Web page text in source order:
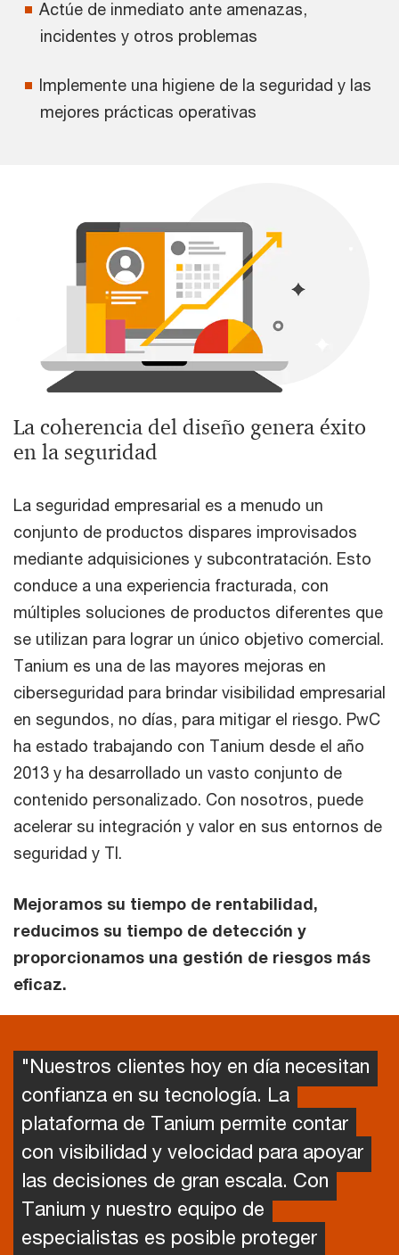
Actúe de inmediato ante amenazas,
incidentes y otros problemas
Implemente una higiene de la seguridad y las
mejores prácticas operativas
La coherencia del diseño genera éxito
en la seguridad
La seguridad empresarial es a menudo un
conjunto de productos dispares improvisados ​​
mediante adquisiciones y subcontratación. Esto
conduce a una experiencia fracturada, con
múltiples soluciones de productos diferentes que
se utilizan para lograr un único objetivo comercial.
Tanium es una de las mayores mejoras en
ciberseguridad para brindar visibilidad empresarial
en segundos, no días, para mitigar el riesgo. PwC
ha estado trabajando con Tanium desde el año
2013 y ha desarrollado un vasto conjunto de
contenido personalizado. Con nosotros, puede
acelerar su integración y valor en sus entornos de
seguridad y TI.
Mejoramos su tiempo de rentabilidad,
reducimos su tiempo de detección y
proporcionamos una gestión de riesgos más
eficaz.
"Nuestros clientes hoy en día necesitan
confianza en su tecnología. La
plataforma de Tanium permite contar
con visibilidad y velocidad para apoyar
las decisiones de gran escala. Con
Tanium y nuestro equipo de
especialistas es posible proteger